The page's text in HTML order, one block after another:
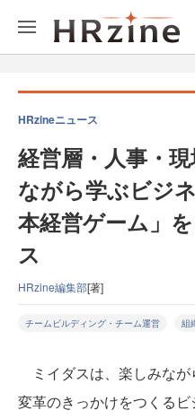
HRzineニュース
経営層・人事・
ながら学ぶビジ
本経営ゲーム」
ス
HRzine編集部[著]
チームビルディング・チーム運営 組
ミイダスは、楽しみな
変革のきっかけをつくる